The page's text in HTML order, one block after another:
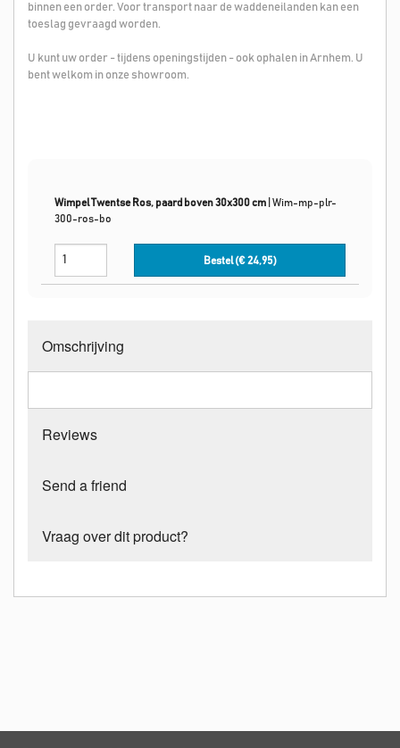
binnen een order. Voor transport naar de waddeneilanden kan een
toeslag gevraagd worden.
U kunt uw order - tijdens openingstijden - ook ophalen in Arnhem. U
bent welkom in onze showroom.
Wimpel Twentse Ros, paard boven 30x300 cm Wim-mp-plr-
300-ros-bo
Bestel (€24,95)
Omschrijving
Reviews
Send a friend
Vraag over dit product?